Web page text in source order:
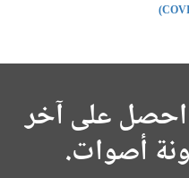
احصل على آخر
أصوات.